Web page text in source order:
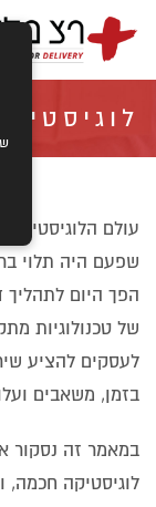
המשלוחים
עולם
שפעם היה תלוי
הפך היום לתהליך
של טכנולוגיות
לעסקים להציע
בזמן, משאבים
במאמר זה נסקור
לוגיסטיקה חכמה,